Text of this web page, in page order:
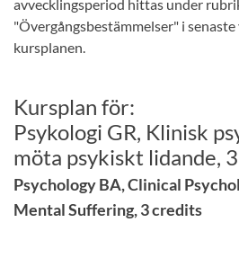
avvecklingsperiod hittas under
"Övergångsbestämmelser" i
kursplanen.
Kursplan för:
Psykologi GR, Klinisk
möta psykiskt lidande,
Psychology BA, Clinical
Mental Suffering, 3 credits